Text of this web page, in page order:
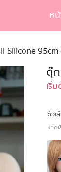
หน้
Silicone 95cm
ตุ๊
เริ่
ตัวเ
หาก